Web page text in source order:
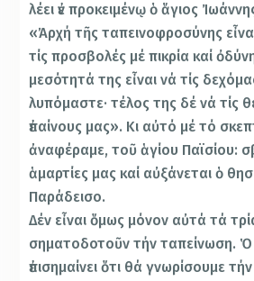
λέει ἐν προκειμένῳ ὁ ἅγιος
«Ἀρχή τῆς ταπεινοφροσύνης
τίς προσβολές μέ πικρία καί
μεσότητά της εἶναι νά τίς
λυπόμαστε· τέλος της δέ νά τίς
ἐπαίνους μας». Κι αὐτό μέ τό
ἀναφέραμε, τοῦ ἁγίου Παϊσίου:
ἁμαρτίες μας καί αὐξάνεται ὁ
Παράδεισο.
Δέν εἶναι ὅμως μόνον αὐτά τά
σηματοδοτοῦν τήν ταπείνωση. Ὁ
ἐπισημαίνει ὅτι θά γνωρίσουμε